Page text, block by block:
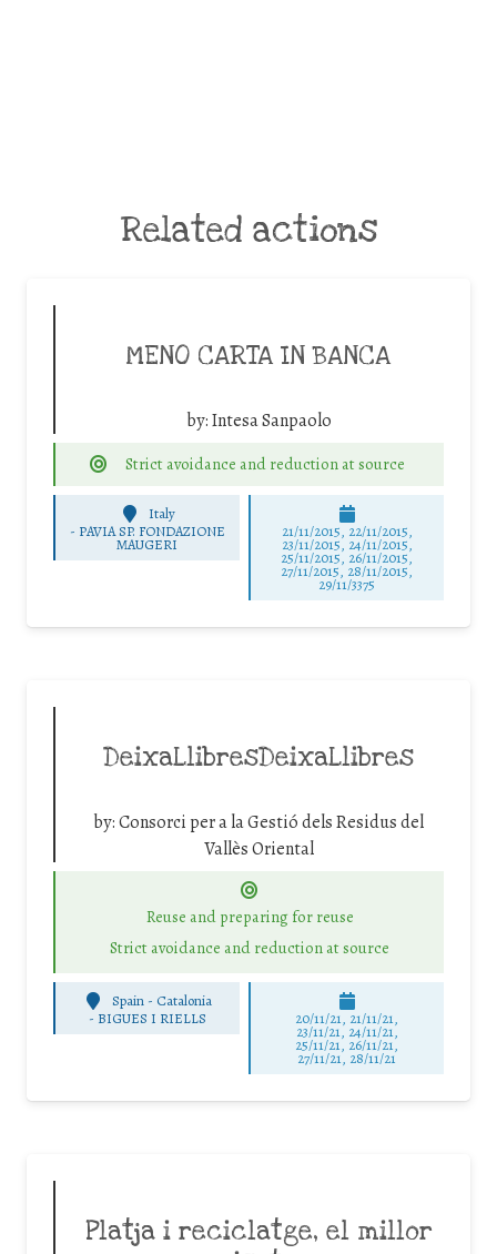
Related actions
MENO CARTA IN BANCA
by:Intesa Sanpaolo
Strict avoidance and reduction at source
Italy
- PAVIA SP. FONDAZIONE
MAUGERI
21/11/2015, 22/11/2015,
23/11/2015, 24/11/2015,
25/11/2015, 26/11/2015,
27/11/2015, 28/11/2015,
29/11/3375
DeixaLlibresDeixaLlibres
by:Consorci per a la Gestió dels Residus del
Vallès Oriental
Reuse and preparing for reuse
Strict avoidance and reduction at source
Spain - Catalonia
- BIGUES I RIELLS 20/11/21, 21/11/21,
23/11/21, 24/11/21,
25/11/21, 26/11/21,
27/11/21, 28/11/21
Platja i reciclatge, el millor